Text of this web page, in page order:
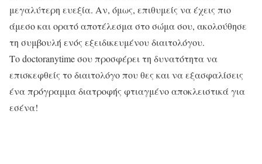
μεγαλύτερη ευεξία. Αν, όμως, επιθυμείς να έχεις πιο
άμεσο και ορατό αποτέλεσμα στο σώμα σου, ακολούθησε
τη συμβουλή ενός εξειδικευμένου διαιτολόγου.
Το doctoranytime σου προσφέρει τη δυνατότητα να
επισκεφθείς το διαιτολόγο που θες και να εξασφαλίσεις
ένα πρόγραμμα διατροφής φτιαγμένο αποκλειστικά για
εσένα!